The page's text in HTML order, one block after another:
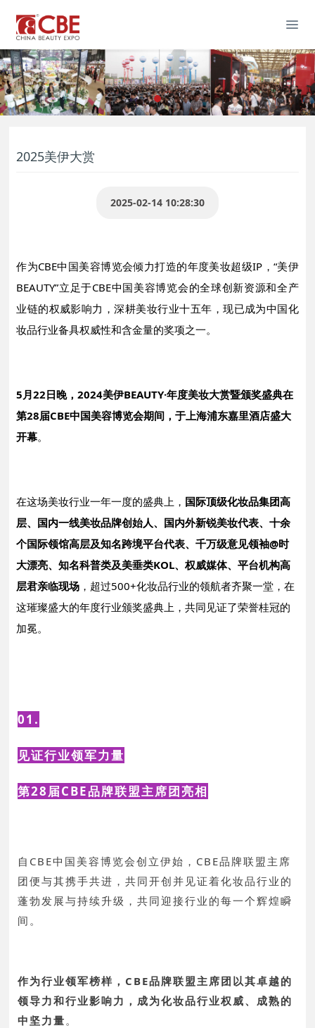
2025美伊大赏
2025-02-14 10:28:30
作为CBE中国美容博览会倾力打造的年度美妆超级IP，“美伊
BEAUTY”立足于CBE中国美容博览会的全球创新资源和全产
业链的权威影响力，深耕美妆行业十五年，现已成为中国化
妆品行业备具权威性和含金量的奖项之一。
5月22日晚，2024美伊BEAUTY·年度美妆大赏暨颁奖盛典在
第28届CBE中国美容博览会期间，于上海浦东嘉里酒店盛大
开幕。
在这场美妆行业一年一度的盛典上， 国际顶级化妆品集团高
层、国内一线美妆品牌创始人、国内外新锐美妆代表、十余
个国际领馆高层及知名跨境平台代表、千万级意见领袖@时
大漂亮、知名科普类及美垂类KOL、权威媒体、平台机构高
层君亲临现场 ，超过500+化妆品行业的领航者齐聚一堂，在
这璀璨盛大的年度行业颁奖盛典上，共同见证了荣誉桂冠的
加冕。
01.
见证行业领军力量
第28届CBE品牌联盟主席团亮相
自CBE中国美容博览会创立伊始，CBE品牌联盟主席
团便与其携手共进，共同开创并见证着化妆品行业的
蓬勃发展与持续升级，共同迎接行业的每一个辉煌瞬
间。
作为行业领军榜样，CBE品牌联盟主席团以其卓越的
领导力和行业影响力，成为化妆品行业权威、成熟的
中坚力量 。